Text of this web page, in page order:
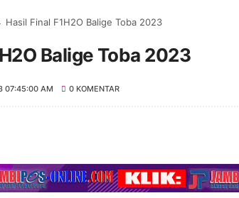
Hasil Final F1H2O Balige Toba 2023
Balige Toba 2023
07:45:00 AM 0 KOMENTAR